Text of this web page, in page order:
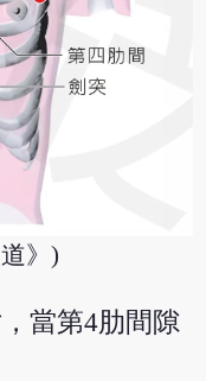
》)
當第4肋間隙